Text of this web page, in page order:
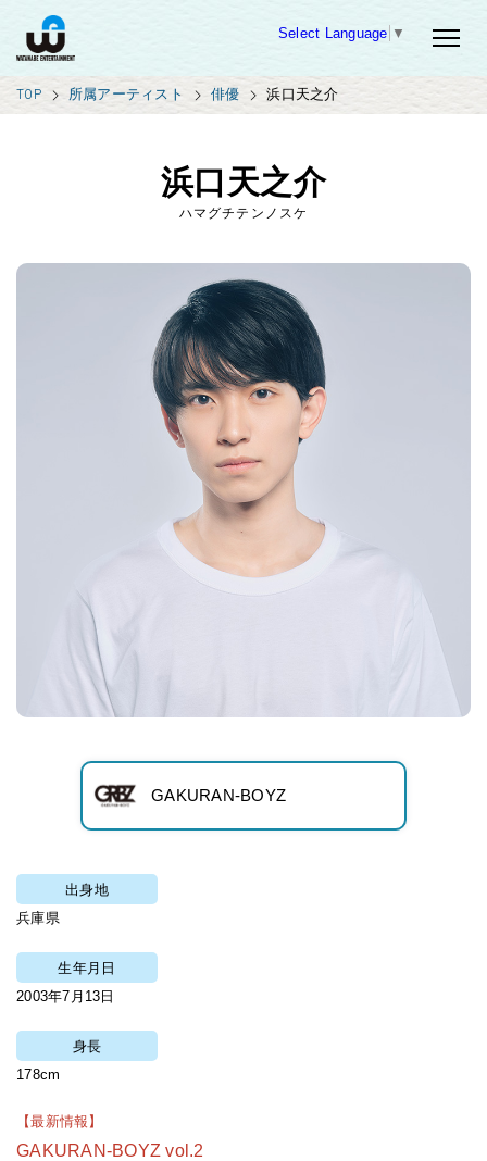
Select Language ▼
TOP 所属アーティスト 俳優 浜口天之介
浜口天之介
ハマグチテンノスケ
GAKURAN-BOYZ
出身地
兵庫県
生年月日
2003年7月13日
身長
178cm
【最新情報】
GAKURAN-BOYZ vol.2